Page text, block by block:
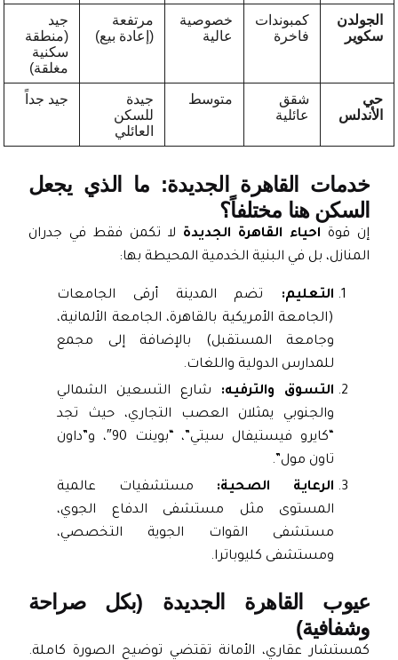
كمبوندات
فاخرة
خصوصية
مرتفعة
(إعادة بيع)
(منطقة
سكنية
مغلقة)
شقق
عائلية
متوسط
للسكن
العائلي
جيد جداً
خدمات القاهرة الجديدة: ما الذي يجعل
السكن هنا مختلفاً؟
إن قوة احياء القاهرة الجديدةلا تكمن فقط في جدران
المنازل، بل في البنية الخدمية المحيطة بها:
التعليم:تضم المدينة أرقى الجامعات
(الجامعة الأمريكية بالقاهرة، الجامعة الألمانية،
وجامعة المستقبل) بالإضافة إلى مجمع
للمدارس الدولية واللغات.
التسوق والترفيه:شارع التسعين الشمالي
والجنوبي يمثلان العصب التجاري، حيث تجد
“كايرو فيستيفال سيتي”، “بوينت 90″، و”داون
تاون مول”.
الرعاية الصحية:مستشفيات عالمية
المستوى مثل مستشفى الدفاع الجوي،
مستشفى القوات الجوية التخصصي،
ومستشفى كليوباترا.
عيوب القاهرة الجديدة (بكل صراحة
وشفافية)
كمستشار عقاري، الأمانة تقتضي توضيح الصورة كاملة.